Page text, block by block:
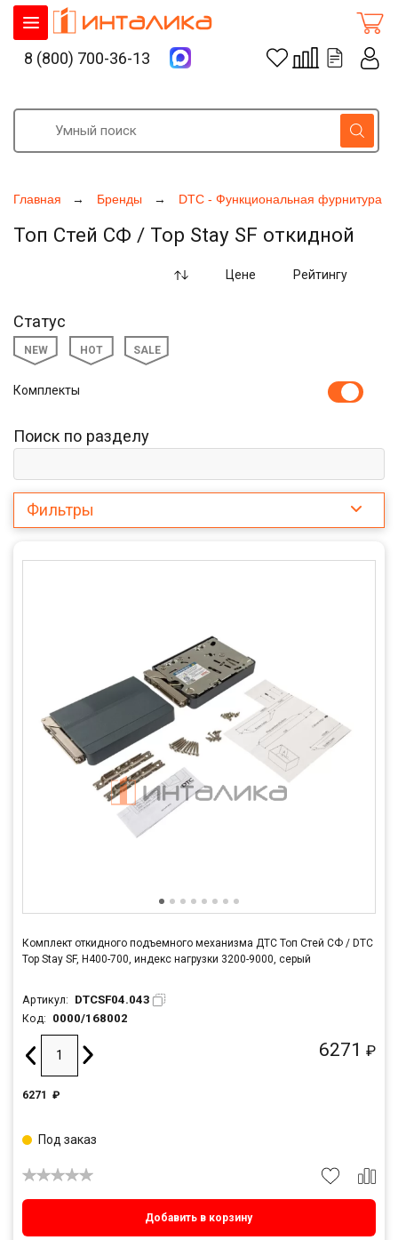
Главная Бренды DTC - Функциональная фурнитура
Топ Стей СФ / Top Stay SF откидной
Цене Рейтингу
Статус
NEW HOT SALE
Комплекты
Поиск по разделу
Фильтры
Комплект откидного подъемного механизма ДТС Топ Стей СФ / DTC
Top Stay SF, H400-700, индекс нагрузки 3200-9000, серый
Артикул: DTCSF04.043
Код: 0000/168002
6271 ₽
6271 ₽
Добавить в корзину
Под заказ
8 (800) 700-36-13